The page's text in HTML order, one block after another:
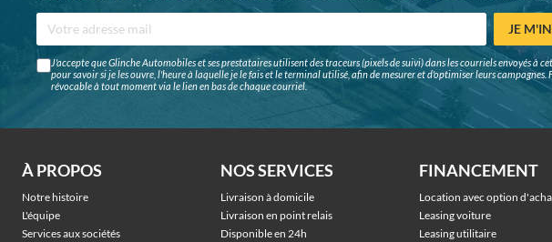
JE
J'accepte que Glinche Automobiles et ses prestataires utilisent des traceurs (pixels de suivi) dans les courriels envoyés à
pour savoir si je les ouvre, l'heure à laquelle je le fais et le terminal utilisé, afin de mesurer et d'optimiser leurs campagnes.
révocable à tout moment via le lien en bas de chaque courriel.
À PROPOS
Notre histoire
L'équipe
Services aux sociétés
NOS SERVICES
Livraison à domicile
Livraison en point relais
Disponible en 24h
FINANCEMENT
Location avec option
Leasing voiture
Leasing utilitaire